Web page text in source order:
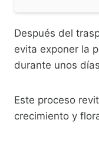
Después del
evita exponer la
durante unos
Este proceso
crecimiento y